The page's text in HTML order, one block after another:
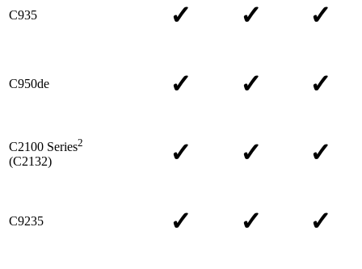
C935 ✓ ✓ ✓
C950de ✓ ✓ ✓
C2100 Series2
(C2132) ✓ ✓ ✓
C9235 ✓ ✓ ✓